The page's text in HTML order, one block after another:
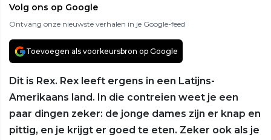
Volg ons op Google
Ontvang onze nieuwste verhalen in je Google-feed
Toevoegen als voorkeursbron op Google
Dit is Rex. Rex leeft ergens in een Latijns-
Amerikaans land. In die contreien weet je een
paar dingen zeker: de jonge dames zijn er knap en
pittig, en je krijgt er goed te eten. Zeker ook als je